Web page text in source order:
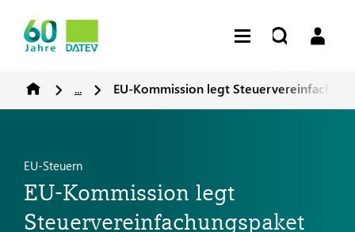
... EU-Kommission legt
EU-Steuern
EU-Kommission legt
Steuervereinfachungspaket